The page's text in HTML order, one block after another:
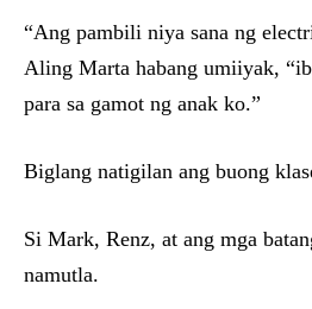
“Ang pambili niya sana ng
Aling Marta habang umiiyak,
para sa gamot ng anak ko.”
Biglang natigilan ang buong
Si Mark, Renz, at ang mga
namutla.